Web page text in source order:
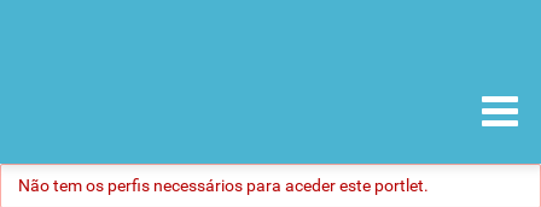
Não tem os perfis necessários para aceder este portlet.